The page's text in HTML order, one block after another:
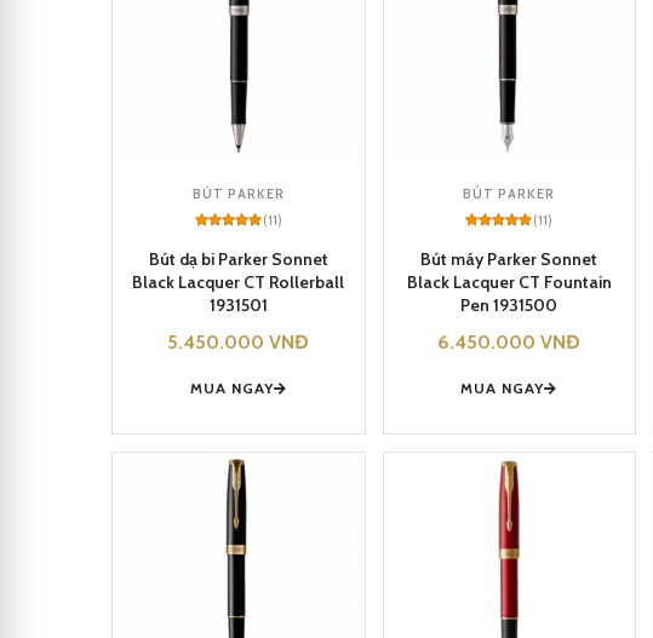
BÚT PARKER
out of 5
based on
customer
ratings
(11)
Bút dạ bi Parker Sonnet
Black Lacquer CT Rollerball
1931501
5.450.000VNĐ
MUA NGAY
BÚT PARKER
out of 5
based on
customer
ratings
(11)
Bút máy Parker Sonnet
Black Lacquer CT Fountain
Pen 1931500
6.450.000VNĐ
MUA NGAY